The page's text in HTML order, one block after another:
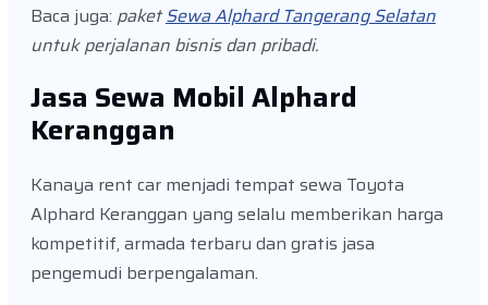
Baca juga: paketSewa Alphard Tangerang Selatan
untuk perjalanan bisnis dan pribadi.
Jasa Sewa Mobil Alphard
Keranggan
Kanaya rent car menjadi tempat sewa Toyota
Alphard Keranggan yang selalu memberikan harga
kompetitif, armada terbaru dan gratis jasa
pengemudi berpengalaman.